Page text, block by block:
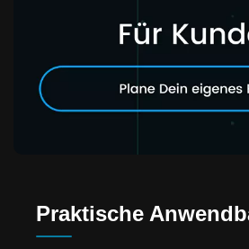
Praktische